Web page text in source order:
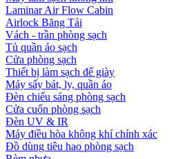
Laminar Air Flow Cabin
Airlock Băng Tải
Vách - trần phòng sạch
Tủ quần áo sạch
Cửa phòng sạch
Thiết bị làm sạch đế giày
Máy sấy bát, ly, quần áo
Đèn chiếu sáng phòng sạch
Cửa cuốn phòng sạch
Đèn UV & IR
Máy điều hòa không khí chính xác
Đồ dùng tiêu hao phòng sạch